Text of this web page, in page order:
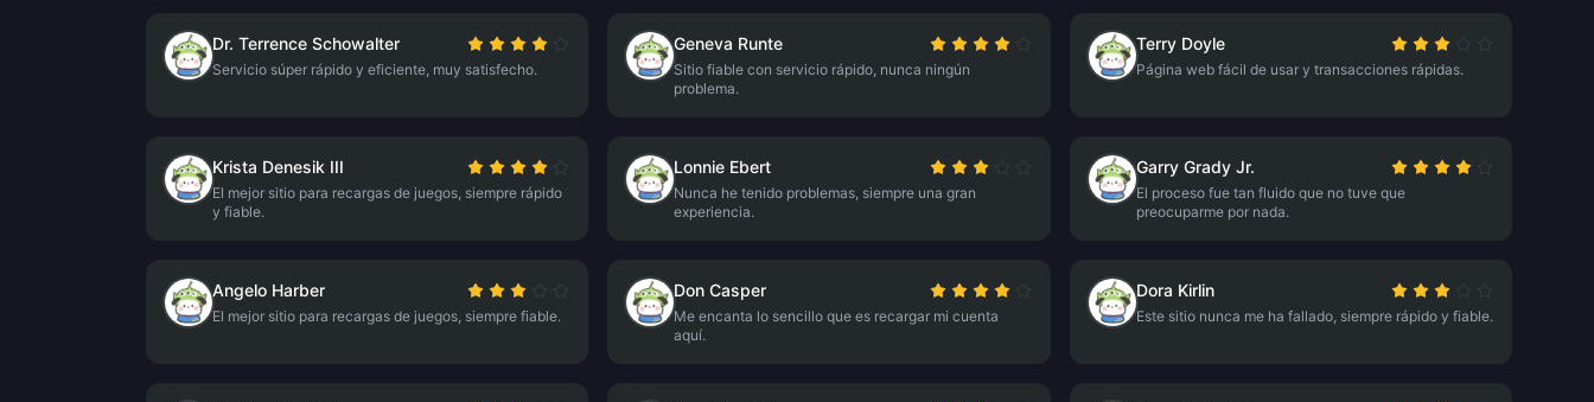
Dr. Terrence Schowalter
Servicio súper rápido y eficiente, muy satisfecho.
Geneva Runte
Sitio fiable con servicio rápido, nunca ningún
problema.
Terry Doyle
Página web fácil de usar y transacciones rápidas.
Krista Denesik III
El mejor sitio para recargas de juegos, siempre rápido
y fiable.
Lonnie Ebert
Nunca he tenido problemas, siempre una gran
experiencia.
Garry Grady Jr.
El proceso fue tan fluido que no tuve que
preocuparme por nada.
Angelo Harber
El mejor sitio para recargas de juegos, siempre fiable.
Don Casper
Me encanta lo sencillo que es recargar mi cuenta
aquí.
Dora Kirlin
Este sitio nunca me ha fallado, siempre rápido y fiable.